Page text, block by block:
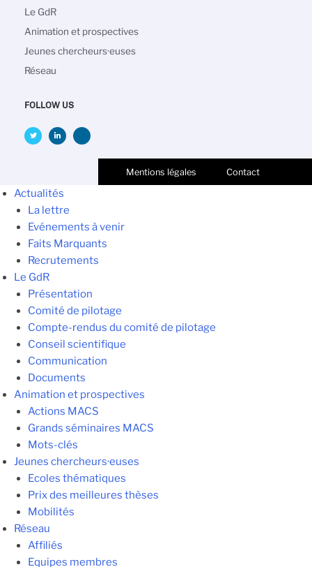
principale
Le GdR
Animation et prospectives
Jeunes chercheurs·euses
Réseau
FOLLOW US
Mentions légales Contact
Actualités
La lettre
Evénements à venir
Faits Marquants
Recrutements
Le GdR
Présentation
Comité de pilotage
Compte-rendus du comité de pilotage
Conseil scientifique
Communication
Documents
Animation et prospectives
Actions MACS
Grands séminaires MACS
Mots-clés
Jeunes chercheurs·euses
Ecoles thématiques
Prix des meilleures thèses
Mobilités
Réseau
Affiliés
Equipes membres